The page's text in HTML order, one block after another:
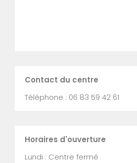
Contact du centre
Téléphone : 06 83 59 42 61
Horaires d'ouverture
Lundi : Centre fermé